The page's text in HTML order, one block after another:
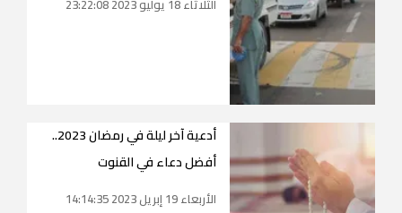
الثلاثاء 18 يوليو 2023 23:22:08
أدعية آخر ليلة في رمضان 2023..
أفضل دعاء في القنوت
الأربعاء 19 إبريل 2023 14:14:35